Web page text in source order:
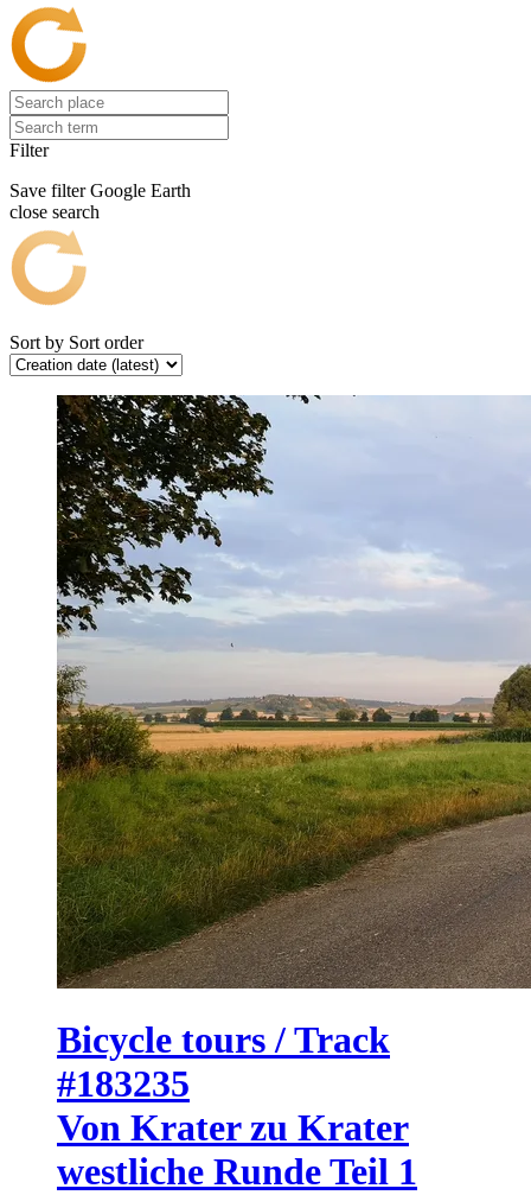
Filter
Save filter Google Earth
close search
Sort by Sort order
Bicycle tours / Track
#183235
Von Krater zu Krater
westliche Runde Teil 1